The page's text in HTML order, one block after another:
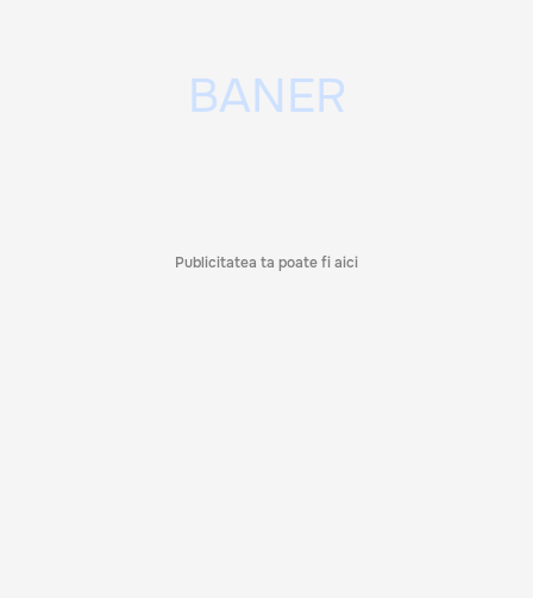
Publicitatea ta poate fi aici